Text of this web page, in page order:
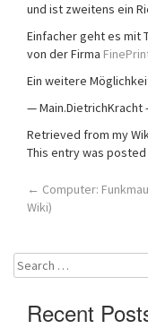
und ist zweitens ein
Einfacher geht es mit
von der Firma
Ein weitere
— Main.DietrichKracht
Retrieved from my
This entry was posted
Post
← Computer:
Wiki)
Search
for:
Recent